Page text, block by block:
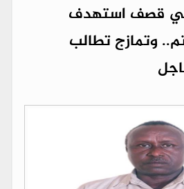
في قصف استهدف
وتمازج تطالب